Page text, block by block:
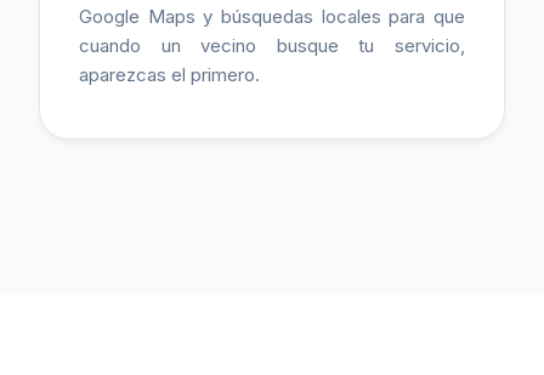
Google Maps y búsquedas locales para que
cuando un vecino busque tu servicio,
aparezcas el primero.